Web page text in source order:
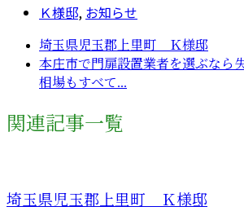
Ｋ様邸, お知らせ
埼玉県児玉郡上里町 Ｋ様邸
本庄市で門扉設置業者を選ぶなら
相場もすべて...
関連記事一覧
埼玉県児玉郡上里町 Ｋ様邸